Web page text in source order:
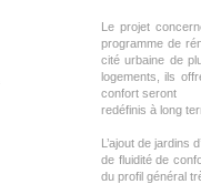
Le projet
programme de
cité urbaine de
logements, ils
confort seront
redéfinis à long
L’ajout de jardins
de fluidité de
du profil général